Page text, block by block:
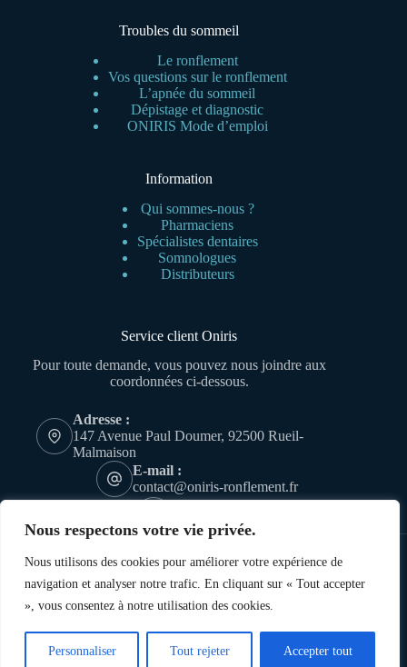
Nous respectons votre vie privée.
Nous utilisons des cookies pour améliorer votre expérience de
navigation et analyser notre trafic. En cliquant sur « Tout accepter
», vous consentez à notre utilisation des cookies.
Personnaliser Tout rejeter Accepter tout
Troubles du sommeil
Le ronflement
Vos questions sur le ronflement
L’apnée du sommeil
Dépistage et diagnostic
ONIRIS Mode d’emploi
Information
Qui sommes-nous ?
Pharmaciens
Spécialistes dentaires
Somnologues
Distributeurs
Service client Oniris
Pour toute demande, vous pouvez nous joindre aux
coordonnées ci-dessous.
Adresse :
147 Avenue Paul Doumer, 92500 Rueil-
Malmaison
E-mail :
contact@oniris-ronflement.fr
01 47 16 17 17
Oniris ® Copyright 2026 - Tous droits réservés